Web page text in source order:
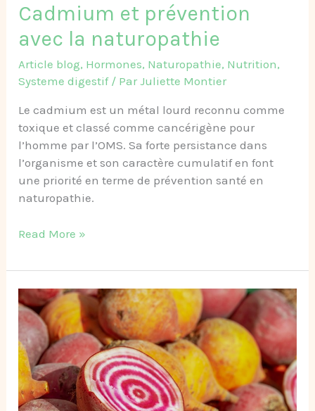
Cadmium et prévention
avec la naturopathie​
Article blog, Hormones, Naturopathie, Nutrition,
Systeme digestif/ ParJuliette Montier
Le cadmium est un métal lourd reconnu comme
toxique et classé comme cancérigène pour
l’homme par l’OMS. Sa forte persistance dans
l’organisme et son caractère cumulatif en font
une priorité en terme de prévention santé en
naturopathie.
Read More »
Comprendre
les
oxalates
dans
l’alimentation
et
les